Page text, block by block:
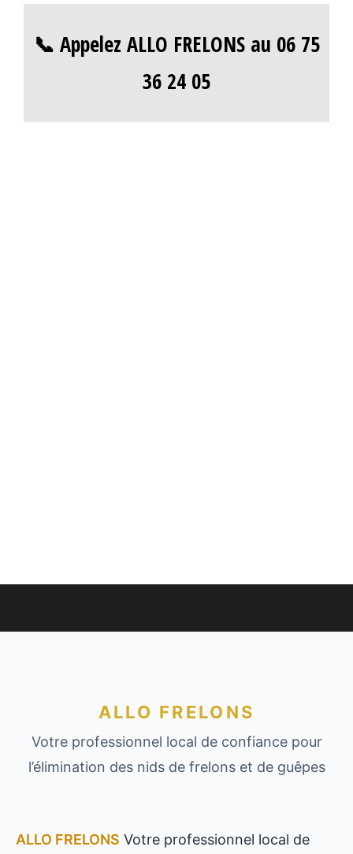
📞 Appelez ALLO FRELONS au 06 75
36 24 05
ALLO FRELONS
Votre professionnel local de confiance pour
l’élimination des nids de frelons et de guêpes
ALLO FRELONS Votre professionnel local de